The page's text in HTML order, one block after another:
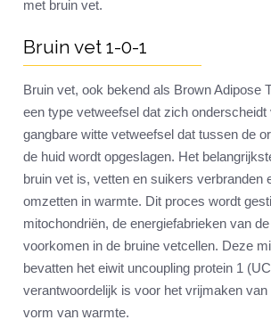
met bruin vet.
Bruin vet 1-0-1
Bruin vet, ook bekend als Brown Adipose
een type vetweefsel dat zich onderscheidt
gangbare witte vetweefsel dat tussen de
de huid wordt opgeslagen. Het
bruin vet is, vetten en suikers verbranden
omzetten in warmte. Dit proces wordt
mitochondriën, de energiefabrieken van
voorkomen in de bruine vetcellen. Deze
bevatten het eiwit uncoupling protein 1
verantwoordelijk is voor het vrijmaken van
vorm van warmte.